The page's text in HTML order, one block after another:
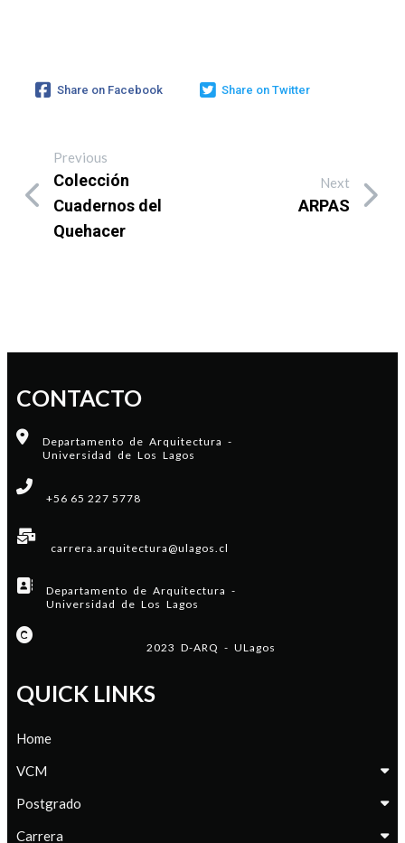
Share on Facebook Share on Twitter
Previous
Colección
Cuadernos del
Quehacer
Next
ARPAS
CONTACTO
Departamento de Arquitectura -
Universidad de Los Lagos
+56 65 227 5778
carrera.arquitectura@ulagos.cl
Departamento de Arquitectura -
Universidad de Los Lagos
2023 D-ARQ - ULagos
QUICK LINKS
Home
VCM
Postgrado
Carrera